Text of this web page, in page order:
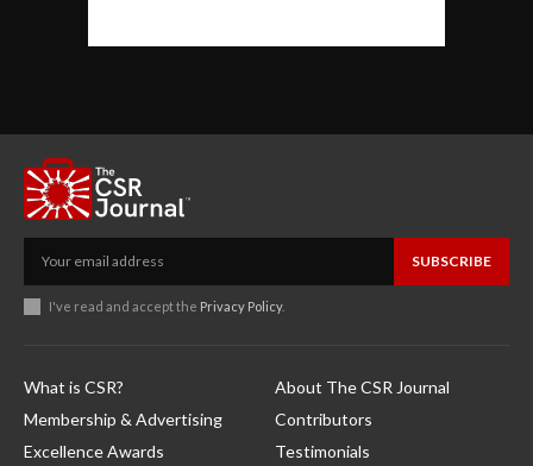
SUBSCRIBE
I've read and accept the Privacy Policy.
What is CSR?
Membership & Advertising
Excellence Awards
About The CSR Journal
Contributors
Testimonials